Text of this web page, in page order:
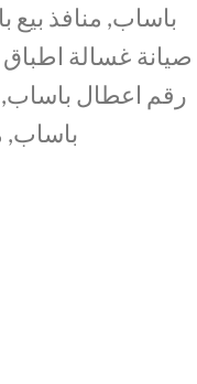
باساب, منافذ
صيانة غسالة
رقم اعطال باساب,